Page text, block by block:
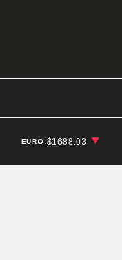
EURO:$1688.03